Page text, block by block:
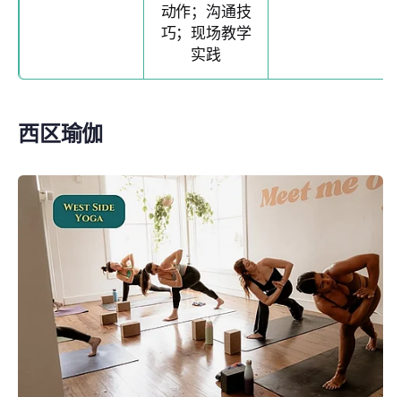
动作；沟通技
巧；现场教学
实践
西区瑜伽